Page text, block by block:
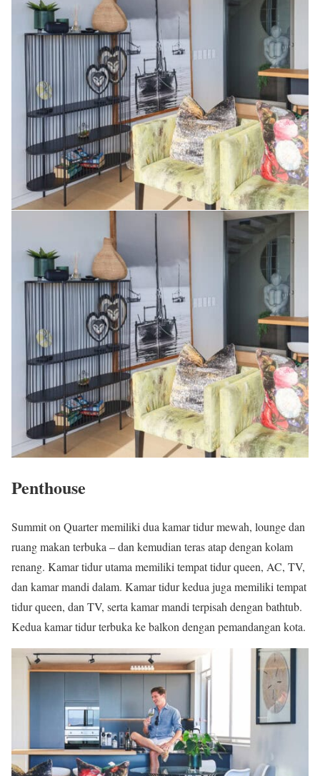
Penthouse
Summit on Quarter memiliki dua kamar tidur mewah, lounge dan
ruang makan terbuka – dan kemudian teras atap dengan kolam
renang. Kamar tidur utama memiliki tempat tidur queen, AC, TV,
dan kamar mandi dalam. Kamar tidur kedua juga memiliki tempat
tidur queen, dan TV, serta kamar mandi terpisah dengan bathtub.
Kedua kamar tidur terbuka ke balkon dengan pemandangan kota.